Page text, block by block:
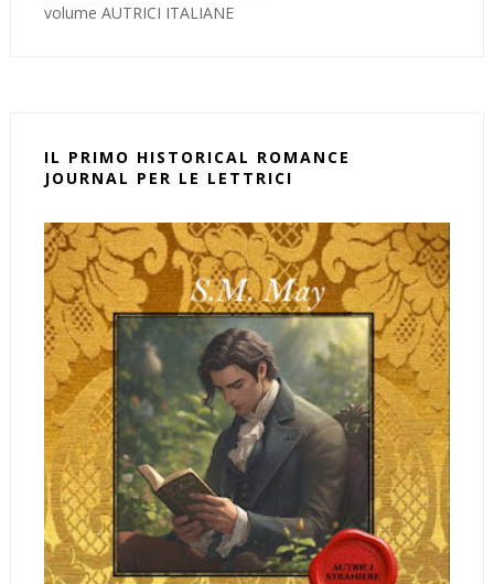
volume AUTRICI ITALIANE
IL PRIMO HISTORICAL ROMANCE
JOURNAL PER LE LETTRICI